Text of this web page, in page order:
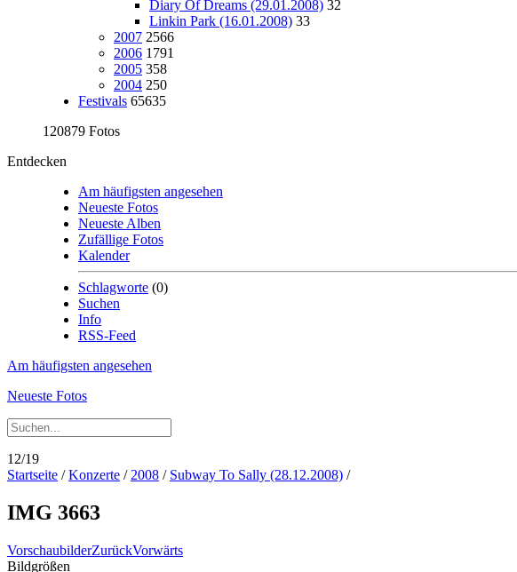
Diary Of Dreams (29.01.2008) 32
Linkin Park (16.01.2008) 33
2007 2566
2006 1791
2005 358
2004 250
Festivals 65635
120879 Fotos
Entdecken
Am häufigsten angesehen
Neueste Fotos
Neueste Alben
Zufällige Fotos
Kalender
Schlagworte (0)
Suchen
Info
RSS-Feed
Am häufigsten angesehen
Neueste Fotos
12/19
Startseite /Konzerte / 2008 / Subway To Sally (28.12.2008) /
IMG 3663
VorschaubilderZurückVorwärts
Bildgrößen